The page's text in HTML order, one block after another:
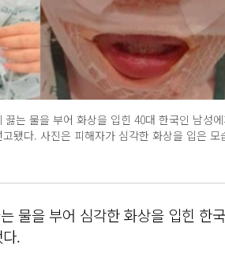
는 물을 부어 화상을 입힌 40대 한국인 남성
됐다. 사진은 피해자가 심각한 화상을 입은 모
물을 부어 심각한 화상을 입힌 한
.